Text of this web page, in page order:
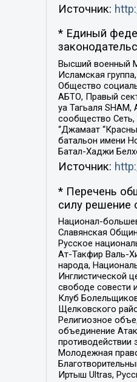
Источник:
* Единый
Высший военный
Исламская
Общество
АБТО, Правый
уа Тагьаля
сообщество
“Джамаат
батальон имени
Батал-Хаджи
Источник:
* Перечень
силу решение
Национал-
Славянская
Русское
Ат-Такфир Валь-
народа,
Инглистической
свободе совести
Клуб
Щелковского
Религиозное
объединение
Молодежная
Иртыш Ultras,